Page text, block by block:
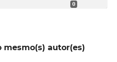
0
autor(es)